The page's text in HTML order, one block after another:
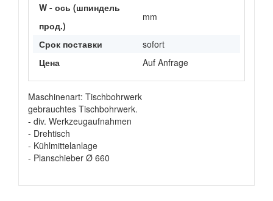
W - ось (шпиндель
прод.)
mm
Срок поставки
sofort
Цена
Auf Anfrage
Maschinenart: Tischbohrwerk
gebrauchtes Tischbohrwerk.
- div. Werkzeugaufnahmen
- Drehtisch
- Kühlmittelanlage
- Planschieber Ø 660